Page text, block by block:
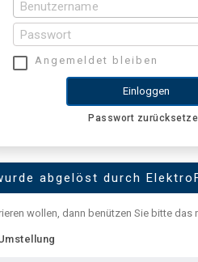
bleiben
Passwort zurücksetzen
durch ElektroForm
benützen Sie bitte das neue